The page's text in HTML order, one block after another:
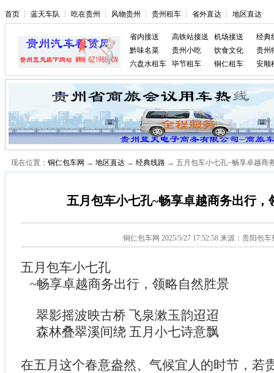
首页 ┆ 蓝天车队 ┆ 吃在贵州 ┆ 风物贵州 ┆ 贵州租车 ┆ 省外直达 ┆ 地区直达
省内接送 高铁站接送 机场接送
经典
黔味名菜
贵州小吃 饮食文化
贵州
六盘水租车
毕节租车 铜仁租车 安顺
现在位置： 铜仁包车网 → 地区直达 → 经典线路 → 五月包车小七孔~畅享卓越商
五月包车小七孔~畅享卓越商务出行，
铜仁包车网 2025/5/27 17:52:58 来源：贵阳包车
五月包车小七孔
~畅享卓越商务出行，领略自然胜景
翠影摇波映古桥 飞泉漱玉韵迢迢
森林叠翠溪间绕 五月小七诗意飘
在五月这个春意盎然、气候宜人的时节，若